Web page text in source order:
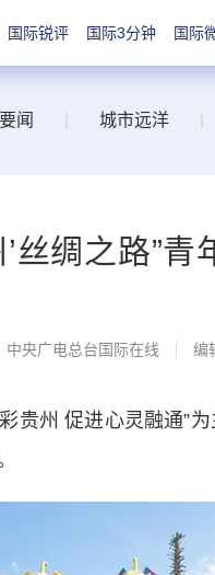
国际锐评 国际3分钟 国际
要闻 城市远洋
’丝绸之路”
中央广电总台国际在线 编
州 促进心灵融通”为